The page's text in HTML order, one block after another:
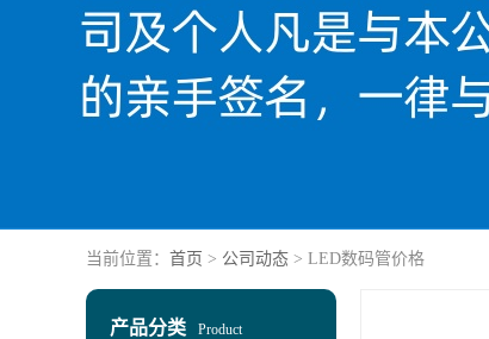
当前位置： 首页 > 公司动态 > LED数码管价格
产品分类 Product